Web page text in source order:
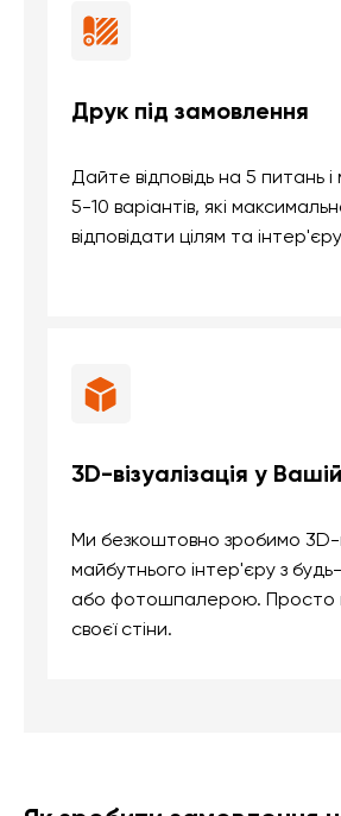
Друк під замовлення
Дайте відповідь на 5 питань
5-10 варіантів, які
відповідати цілям та інтер'єру
3D-візуалізація у
Ми безкоштовно зробимо
майбутнього інтер'єру з
або фотошпалерою. Просто
своєї стіни.